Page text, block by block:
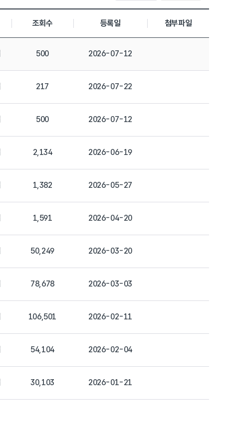
조회수 등록일 첨부파일
500 2026-07-12
217 2026-07-22
500 2026-07-12
2,134 2026-06-19
1,382 2026-05-27
1,591 2026-04-20
50,249 2026-03-20
78,678 2026-03-03
106,501 2026-02-11
54,104 2026-02-04
30,103 2026-01-21